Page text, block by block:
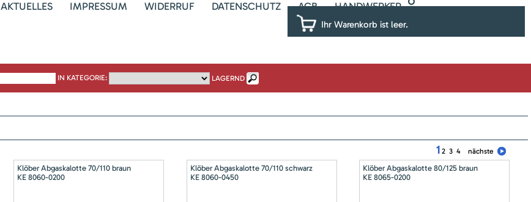
AKTUELLES IMPRESSUM WIDERRUF DATENSCHUTZ AGB HANDWERKER
Ihr Warenkorb ist leer.
IN KATEGORIE: LAGERND
1 2 3 4 nächste
Klöber Abgaskalotte 70/110 braun
KE 8060-0200
Klöber Abgaskalotte 70/110 schwarz
KE 8060-0450
Klöber Abgaskalotte 80/125 braun
KE 8065-0200